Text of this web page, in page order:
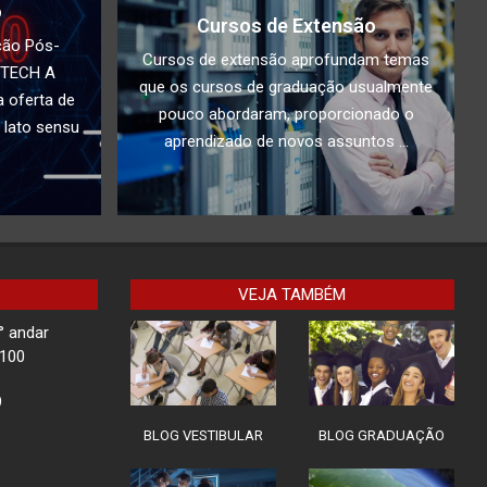
Docente da Faculdade
IBPTECH é convidado
especial em Evento sobre
Tecnologia em SC
Ilha de Marajó
Children Security
Impacto do Acesso
Desigual à Tecnologia na
Pós-
A
oferta de
sensu
Cursos de Extensão
Cursos de extensão aprofundam temas
que os cursos de graduação usualmente
pouco abordaram, proporcionado o
aprendizado de novos assuntos ...
andar
VEJA TAMBÉM
BLOG VESTIBULAR BLOG GRADUAÇÃO